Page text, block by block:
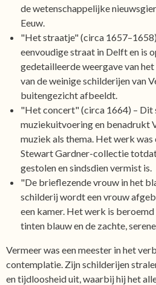
de wetenschappelijke
Eeuw.
"Het straatje" (circa
eenvoudige straat in Delft en is
gedetailleerde weergave van
van de weinige schilderijen van
buitengezicht afbeeldt.
"Het concert" (circa 1664) – Dit
muziekuitvoering en benadrukt
muziek als thema. Het werk
Stewart Gardner-collectie
gestolen en sindsdien vermist is.
"De brieflezende vrouw in het
schilderij wordt een vrouw
een kamer. Het werk is
tinten blauw en de zachte,
Vermeer was een meester in het
contemplatie. Zijn schilderijen
en tijdloosheid uit, waarbij hij het